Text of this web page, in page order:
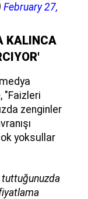
February 27,
KALINCA
"Faizleri
zenginler
yoksullar
tuttuğunuzda